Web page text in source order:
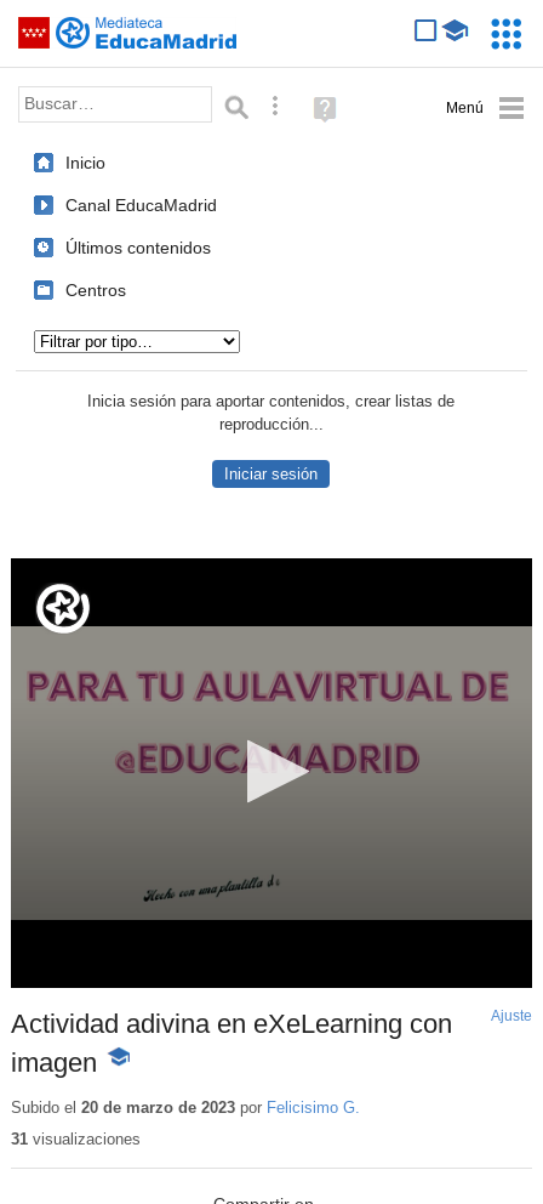
Saltar navegación
Palabra o frase: Búsqueda avanzada
Ayuda
(en
Inicio
Canal EducaMadrid
Últimos contenidos
Centros
Inicia sesión para aportar contenidos, crear listas de
reproducción...
Iniciar sesión
Actividad adivina en eXeLearning con
imagen
-
educativo
Ajuste
Subido el 20 de marzo de 2023por Felicisimo G.
31visualizaciones